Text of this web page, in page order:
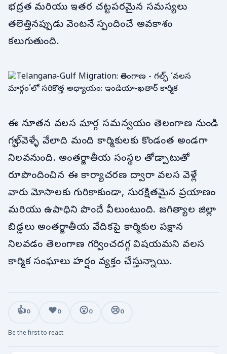
భద్రత మరియు ఇతర చట్టపరమైన సమస్యలు
తలెత్తినప్పుడు వెంటనే స్పందించే అవకాశం
కలుగుతుంది.
ఈ నూతన వలస మార్గ సమన్వయం తెలంగాణ నుండి
గల్ఫ్ వెళ్ళే వేలాది మంది కార్మికులకు కొండంత అండగా
నిలవనుంది. అంతర్జాతీయ సంస్థల తోడ్పాటుతో
రూపొందించిన ఈ కార్యాచరణ ద్వారా వలస వెళ్లే
వారు మోసాలకు గురికాకుండా, సురక్షితమైన ప్రయాణం
మరియు ఉపాధిని పొందే వీలుంటుంది. జగిత్యాల జిల్లా
బిడ్డలు అంతర్జాతీయ వేదికపై కార్మికుల పక్షాన
నిలవడం తెలంగాణ గర్వించదగ్గ విషయమని వలస
కార్మిక సంఘాలు హర్షం వ్యక్తం చేస్తున్నాయి.
👍0 ❤️0 😮0 😢0
Be the first to react